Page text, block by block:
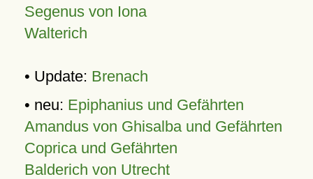
Segenus von Iona
Walterich
• Update: Brenach
• neu: Epiphanius und Gefährten
Amandus von Ghisalba und Gefährten
Coprica und Gefährten
Balderich von Utrecht